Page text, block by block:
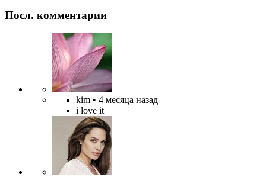
Посл. комментарии
kim • 4 месяца назад
i love it